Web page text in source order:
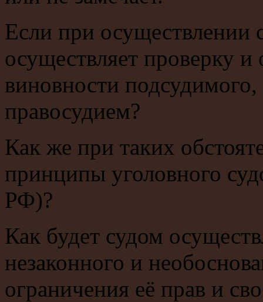
Если при осуществлении
осуществляет проверку и
виновности
правосудием?
Как же при таких
принципы уголовного
РФ)?
Как будет судом
незаконного и
ограничения её прав и